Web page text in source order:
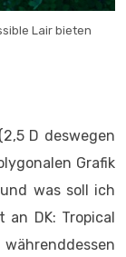
Lair bieten
D deswegen
Grafik
was soll ich
DK: Tropical